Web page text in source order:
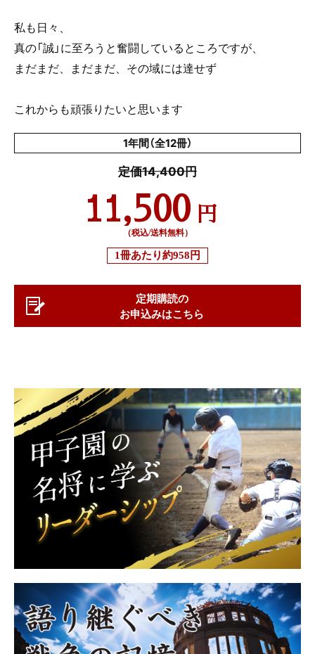
私も日々、
真の「誠」に至ろうと奮闘しているところですが、
まだまだ、まだまだ、その域には達せず
これからも頑張りたいと思います
1年間（全12冊）
定価14,400円
11,500 円
（税込/送料無料）
1冊あたり約958円
定期購読の
お申込みはこちら